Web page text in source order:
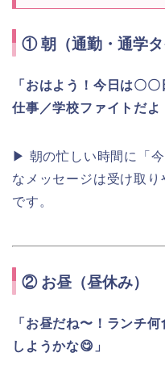
①朝（通勤・通学タ
「おはよう！今日は〇
仕事／学校ファイトだよ
▶ 朝の忙しい時間に「
なメッセージは受け取
です。
② お昼（昼休み）
「お昼だね〜！ランチ
しようかな😋」